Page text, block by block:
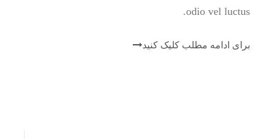
odio vel luctus.
برای ادامه مطلب کلیک کنید